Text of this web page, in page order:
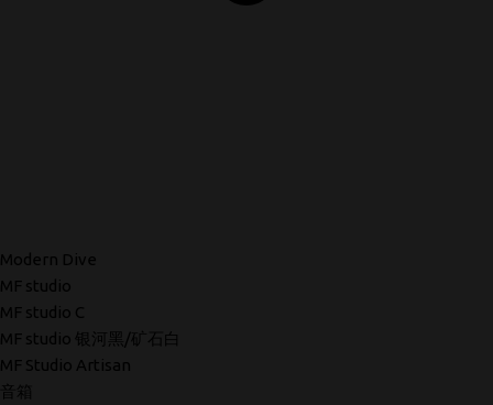
Modern Dive
MF studio
MF studio C
MF studio 银河黑/矿石白
MF Studio Artisan
音箱